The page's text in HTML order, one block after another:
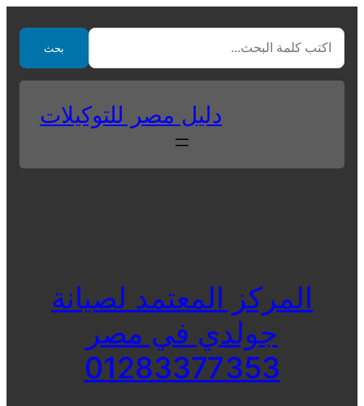
contentبحث
دليل مصر للتوكيلات
المركز المعتمد لصيانة
جولدي في مصر
01283377353